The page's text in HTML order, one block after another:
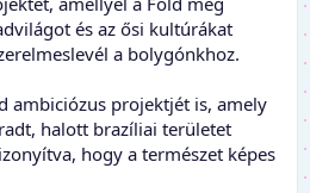
és az ősi kultúrákat
a bolygónkhoz.
ambiciózus projektjét is, amely
halott brazíliai területet
hogy a természet képes